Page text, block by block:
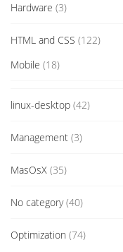
Hardware (3)
HTML and CSS (122)
Mobile (18)
linux-desktop (42)
Management (3)
MasOsX (35)
No category(40)
Optimization (74)